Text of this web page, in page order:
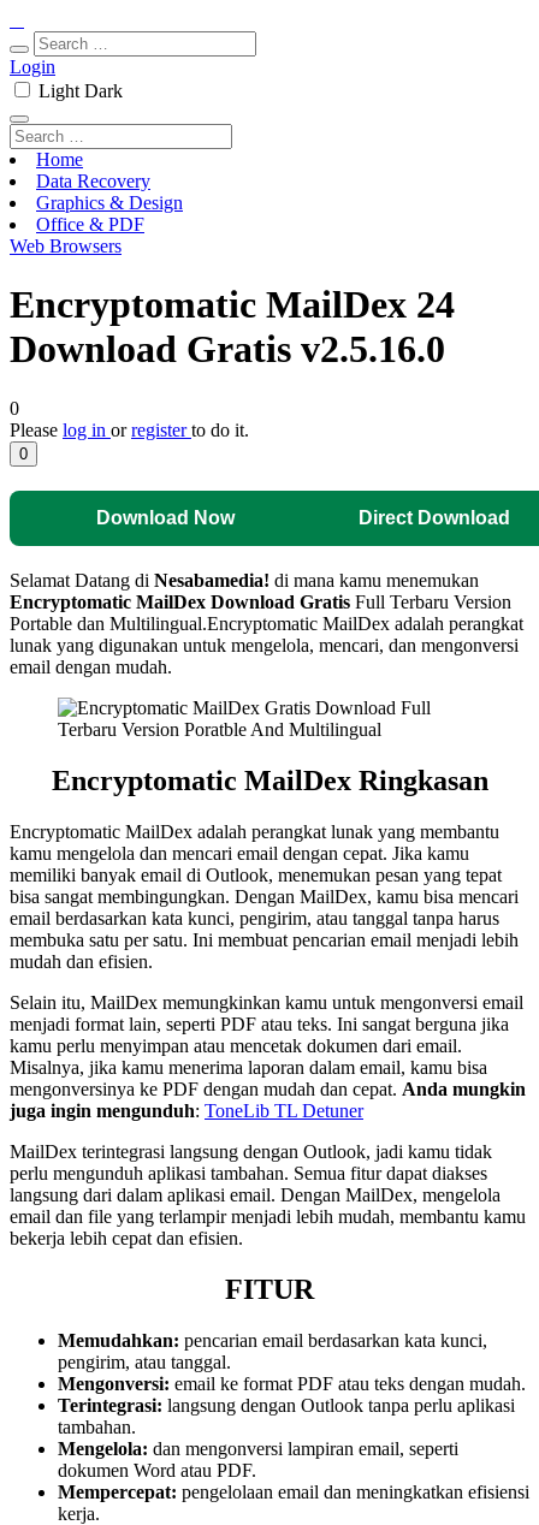
Login
Light Dark
Home
Data Recovery
Graphics & Design
Office & PDF
Web Browsers
Encryptomatic MailDex 24
Download Gratis v2.5.16.0
0
Please log in orregisterto do it.
0
Download Now Direct Download
Selamat Datang di Nesabamedia! di mana kamu menemukan
Encryptomatic MailDex Download Gratis Full Terbaru Version
Portable dan Multilingual.Encryptomatic MailDex adalah perangkat
lunak yang digunakan untuk mengelola, mencari, dan mengonversi
email dengan mudah.
Encryptomatic MailDex Ringkasan
Encryptomatic MailDex adalah perangkat lunak yang membantu
kamu mengelola dan mencari email dengan cepat. Jika kamu
memiliki banyak email di Outlook, menemukan pesan yang tepat
bisa sangat membingungkan. Dengan MailDex, kamu bisa mencari
email berdasarkan kata kunci, pengirim, atau tanggal tanpa harus
membuka satu per satu. Ini membuat pencarian email menjadi lebih
mudah dan efisien.
Selain itu, MailDex memungkinkan kamu untuk mengonversi email
menjadi format lain, seperti PDF atau teks. Ini sangat berguna jika
kamu perlu menyimpan atau mencetak dokumen dari email.
Misalnya, jika kamu menerima laporan dalam email, kamu bisa
mengonversinya ke PDF dengan mudah dan cepat. Anda mungkin
juga ingin mengunduh: ToneLib TL Detuner
MailDex terintegrasi langsung dengan Outlook, jadi kamu tidak
perlu mengunduh aplikasi tambahan. Semua fitur dapat diakses
langsung dari dalam aplikasi email. Dengan MailDex, mengelola
email dan file yang terlampir menjadi lebih mudah, membantu kamu
bekerja lebih cepat dan efisien.
FITUR
Memudahkan: pencarian email berdasarkan kata kunci,
pengirim, atau tanggal.
Mengonversi: email ke format PDF atau teks dengan mudah.
Terintegrasi: langsung dengan Outlook tanpa perlu aplikasi
tambahan.
Mengelola: dan mengonversi lampiran email, seperti
dokumen Word atau PDF.
Mempercepat: pengelolaan email dan meningkatkan efisiensi
kerja.